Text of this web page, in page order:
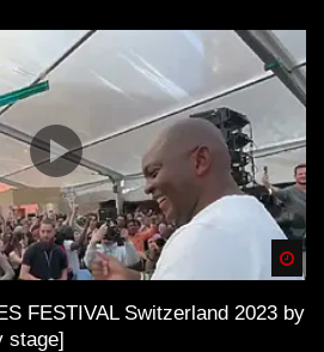
FESTIVAL Switzerland 2023 by
stage]